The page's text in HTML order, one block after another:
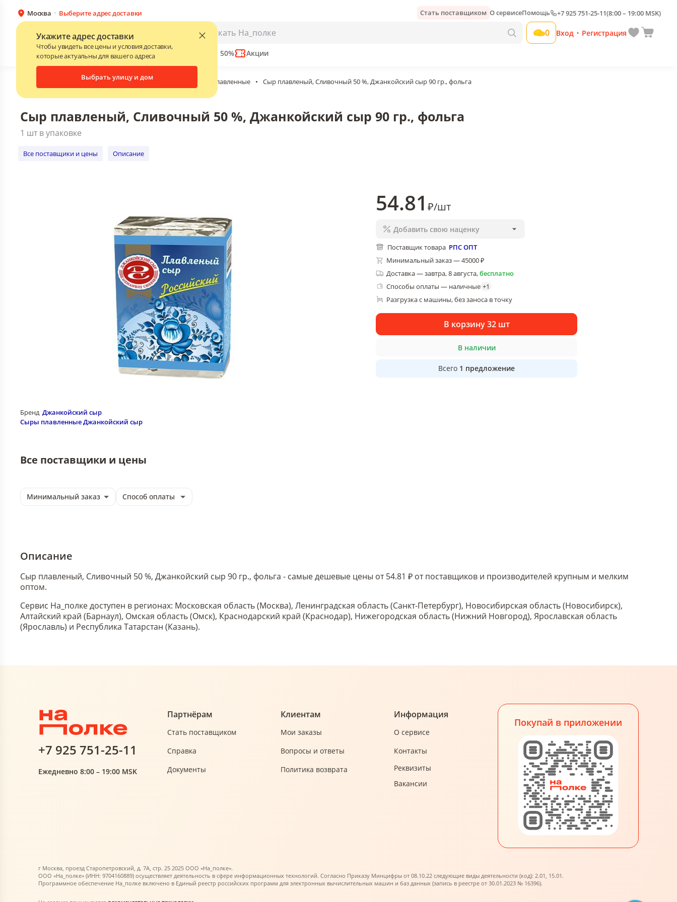
Москва Выберите адрес доставки
Укажите адрес доставки
Чтобы увидеть все цены и условия доставки,
которые актуальны для вашего адреса
Выбрать улицу и дом
Стать поставщиком О сервисеПомощь +7 925 751-25-11(8:00 – 19:00 MSK)
Каталог 0 Вход • Регистрация
БрендыПрайс-листы поставщиков Скидки до 50% Акции
Каталог • Молочные продукты, яйца Сыры плавленные • Сыр плавленый, Сливочный 50 %, Джанкойский сыр 90 гр., фольга
Сыр плавленый, Сливочный 50 %, Джанкойский сыр 90 гр., фольга
Все поставщики и цены Описание
Добавить свою наценку
Сыр плавленый, Сливочный 50 %, Джанкойский сыр 90 гр., фольга
1 шт в упаковке
Все поставщики и цены Описание
Бренд Джанкойский сыр
Сыры плавленные Джанкойский сыр
54.81 ₽/шт
Добавить свою наценку
Поставщик товара РПС ОПТ
Минимальный заказ — 45000 ₽
Доставка—завтра, 8 августа,бесплатно
Способы оплаты — наличные +1
Разгрузка с машины, без заноса в точку
В корзину 32 шт
В наличии
Всего 1 предложение
Все поставщики и цены
Минимальный заказ Способ оплаты
Описание
Сыр плавленый, Сливочный 50 %, Джанкойский сыр 90 гр., фольга - самые дешевые цены от 54.81 ₽ от поставщиков и производителей крупным и мелким
оптом.
Сервис На_полке доступен в регионах: Московская область (Москва), Ленинградская область (Санкт-Петербург), Новосибирская область (Новосибирск),
Алтайский край (Барнаул), Омская область (Омск), Краснодарский край (Краснодар), Нижегородская область (Нижний Новгород), Ярославская область
(Ярославль) и Республика Татарстан (Казань).
+7 925 751-25-11
Ежедневно 8:00 – 19:00 MSK
Партнёрам
Стать поставщиком
Справка
Документы
Клиентам
Мои заказы
Вопросы и ответы
Политика возврата
Информация
О сервисе
Контакты
Реквизиты
Вакансии
Покупай в приложении
г Москва, проезд Старопетровский, д. 7А, стр. 25 2025 ООО «На_полке».
ООО «На_полке» (ИНН: 9704160889) осуществляет деятельность в сфере информационных технологий. Согласно Приказу Минцифры от 08.10.22 следующие виды деятельности (код): 2.01, 15.01.
Программное обеспечение На_полке включено в Единый реестр российских программ для электронных вычислительных машин и баз данных (запись в реестре от 30.01.2023 № 16396).